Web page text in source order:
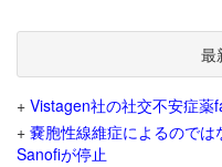
最
+ Vistagen社の社交不安症薬
+ 嚢胞性線維症によるので
Sanofiが停止